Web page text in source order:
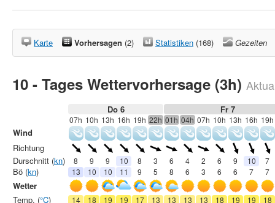
Karte Vorhersagen (2) Statistiken (168) Gezeiten
10 - Tages Wettervorhersage (3h)
Do 6 Fr 7
07h 10h 13h 16h 19h 22h 01h 04h 07h 10h 13h 16h 19h
8 9 9 10 8 3 6 4 2 6 9 10
7
13
10 10 11 9 5 8 6 3 6 6 7 7
14 18 19 19 17 13 13 13 13 18 19 19
18
Wind
Richtung
Durschnitt (kn)
Bö (kn)
Wetter
Temp. (°C)